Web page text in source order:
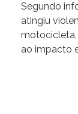
Segundo
atingiu
motocicleta,
ao impacto